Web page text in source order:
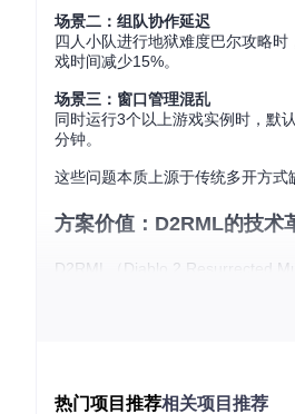
场景二：组队协作延迟
四人小队进行地狱难度巴尔攻略
戏时间减少15%。
场景三：窗口管理混乱
同时运行3个以上游戏实例时，默
分钟。
这些问题本质上源于传统多开方式
方案价值：D2RML的技术
D2RML（Diablo 2 Resurrected
内置进程优先级管理模块，通过调
热门项目推荐相关项目推荐